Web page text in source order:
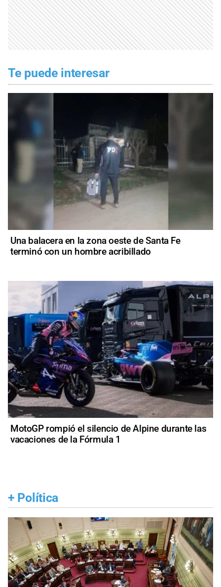
Te puede interesar
Una balacera en la zona oeste de Santa Fe
terminó con un hombre acribillado
MotoGP rompió el silencio de Alpine durante las
vacaciones de la Fórmula 1
+ Política